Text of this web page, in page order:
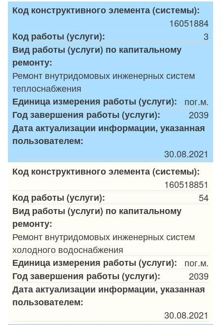
Код конструктивного элемента (системы):
16051884
Код работы (услуги):
3
Вид работы (услуги) по капитальному
ремонту:
Ремонт внутридомовых инженерных систем
теплоснабжения
Единица измерения работы (услуги):
пог.м.
Год завершения работы (услуги):
2039
Дата актуализации информации, указанная
пользователем:
30.08.2021
Код конструктивного элемента (системы):
160518851
Код работы (услуги):
54
Вид работы (услуги) по капитальному
ремонту:
Ремонт внутридомовых инженерных систем
холодного водоснабжения
Единица измерения работы (услуги):
пог.м.
Год завершения работы (услуги):
2039
Дата актуализации информации, указанная
пользователем:
30.08.2021